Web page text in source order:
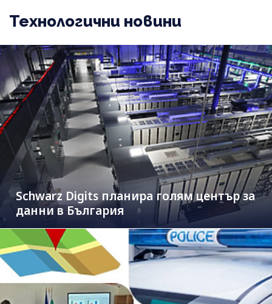
Технологични новини
Schwarz Digits планира голям център за
данни в България